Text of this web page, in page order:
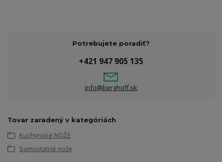
Potrebujete poradiť?
+421 947 905 135
info@berghoff.sk
Tovar zaradený v kategóriách
Kuchynské NOŽE
Samostatné nože